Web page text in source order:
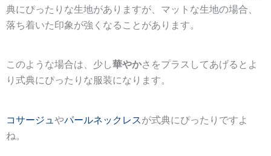
典にぴったりな生地がありますが、マットな生地の場合、
落ち着いた印象が強くなることがあります。
このような場合は、少し華やかさをプラスしてあげるとよ
り式典にぴったりな服装になります。
コサージュ やパールネックレスが式典にぴったりですよ
ね。